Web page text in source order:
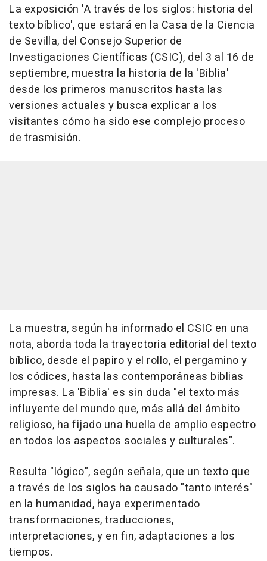
La exposición 'A través de los siglos: historia del
texto bíblico', que estará en la Casa de la Ciencia
de Sevilla, del Consejo Superior de
Investigaciones Científicas (CSIC), del 3 al 16 de
septiembre, muestra la historia de la 'Biblia'
desde los primeros manuscritos hasta las
versiones actuales y busca explicar a los
visitantes cómo ha sido ese complejo proceso
de trasmisión.
La muestra, según ha informado el CSIC en una
nota, aborda toda la trayectoria editorial del texto
bíblico, desde el papiro y el rollo, el pergamino y
los códices, hasta las contemporáneas biblias
impresas. La 'Biblia' es sin duda "el texto más
influyente del mundo que, más allá del ámbito
religioso, ha fijado una huella de amplio espectro
en todos los aspectos sociales y culturales".
Resulta "lógico", según señala, que un texto que
a través de los siglos ha causado "tanto interés"
en la humanidad, haya experimentado
transformaciones, traducciones,
interpretaciones, y en fin, adaptaciones a los
tiempos.